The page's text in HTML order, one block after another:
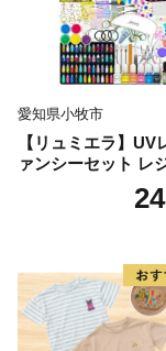
愛知県小牧市
【リュミエラ】UV
ァンシーセット レ
ト ハンドメイド レ
フト アクセサリー